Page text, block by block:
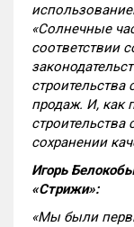
«Солнечные
соответствии
продаж. И, как
сохранении
Игорь
«Стрижи»:
«Мы были